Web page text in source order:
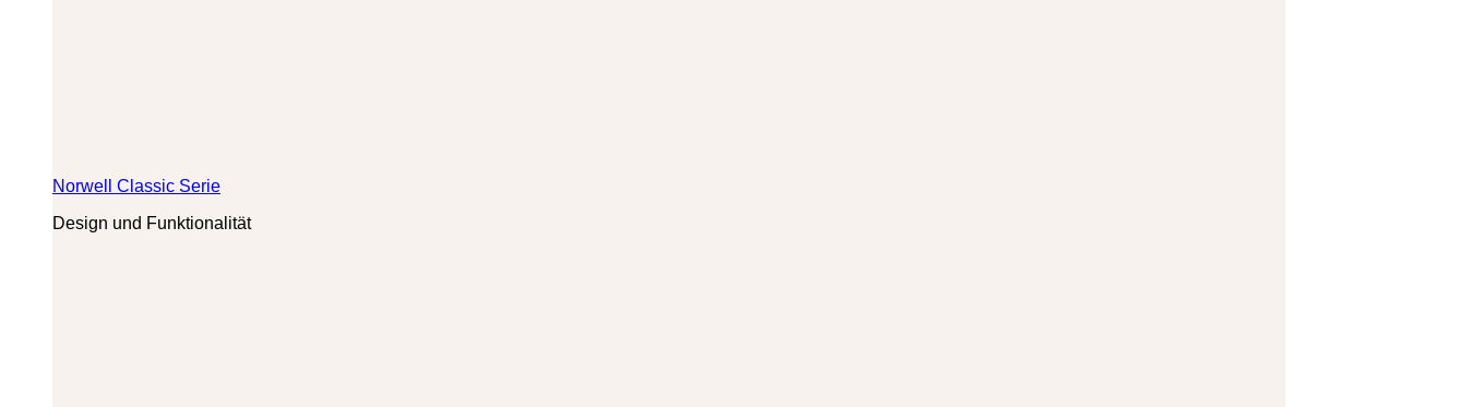
Norwell Classic Serie
Design und Funktionalität